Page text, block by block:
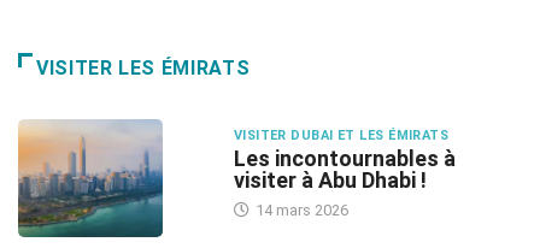
VISITER LES ÉMIRATS
VISITER DUBAI ET LES ÉMIRATS
Les incontournables à
visiter à Abu Dhabi !
14 mars 2026